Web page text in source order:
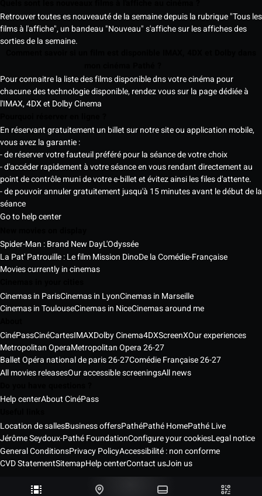
Retrouver toutes es nouveauté de la semaine depuis la rubrique "Tous les
films à l'affiche", un bandeau "Nouveau" s'affiche sur les affiches des
sorties de la semaine.
Pour connaitre la liste des films disponible dns votre cinéma pour
chacune des technologie disponible, rendez vous sur la page dédiée à
l'IMAX, 4DX et Dolby Cinema
En réservant gratuitement un billet sur notre site ou application mobile,
vous avez la garantie :
- de réserver votre fauteuil préféré pour la séance de votre choix
- d'accéder rapidement à votre séance en vous rendant directement au
point de contrôle muni de votre e-billet et évitez ainsi les files d'attente.
- de pouvoir annuler gratuitement jusqu'à 15 minutes avant le début de la
séance
Go to help center
Spider-Man : Brand New DayL'Odyssée
La Pat' Patrouille : Le film Mission DinoDe la Comédie-Française
Movies currently in cinemas
Cinemas in ParisCinemas in LyonCinemas in Marseille
Cinemas in ToulouseCinemas in NiceCinemas around me
CinéPassCinéCartesIMAXDolby Cinema4DXScreenXOur experiences
Metropolitan OperaMetropolitan Opera 26-27
Ballet Opéra national de paris 26-27Comédie Française 26-27
All movies releasesOur accessible screeningsAll news
Help centerAbout CinéPass
Location de sallesBusiness offersPathéPathé HomePathé Live
Jérôme Seydoux-Pathé FoundationConfigure your cookiesLegal notice
General ConditionsPrivacy PolicyAccessibilité : non conforme
CVD StatementSitemapHelp centerContact usJoin us
Pathé Cinémas Services © 2026